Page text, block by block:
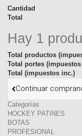
Cantidad
Total
Hay 1
Total productos
Total portes
Total (impuestos inc.)
Continuar
Categorías
HOCKEY PATINES
BOTAS
PROFESIONAL